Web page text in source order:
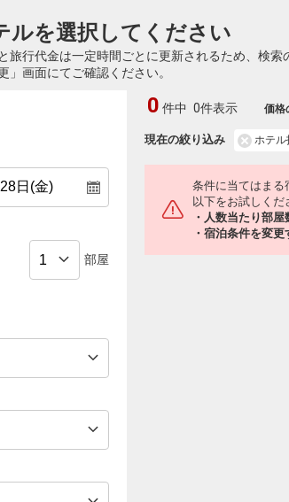
ルを選択してください
旅行代金は一定時間ごとに更新されるため、検
」画面にてご確認ください。
部屋
現在の絞り込み ホテル
0 件中 0件表示 価格
条件に当てはまる
以下をお試しくだ
・人数当たり部
・宿泊条件を変更